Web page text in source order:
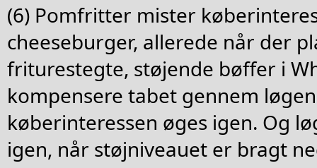
(6) Pomfritter mister
cheeseburger, allerede når der
friturestegte, støjende bøffer i
kompensere tabet gennem
køberinteressen øges igen. Og
igen, når støjniveauet er bragt